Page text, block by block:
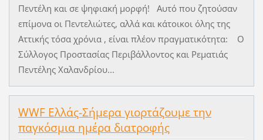
Πεντέλη και σε ψηφιακή μορφή! Αυτό που ζητούσαν
επίμονα οι Πεντελιώτες, αλλά και κάτοικοι όλης της
Αττικής τόσα χρόνια , είναι πλέον πραγματικότητα: Ο
Σύλλογος Προστασίας Περιβάλλοντος και Ρεματιάς
Πεντέλης Χαλανδρίου...
WWF Ελλάς-Σήμερα γιορτάζουμε την
παγκόσμια ημέρα διατροφής